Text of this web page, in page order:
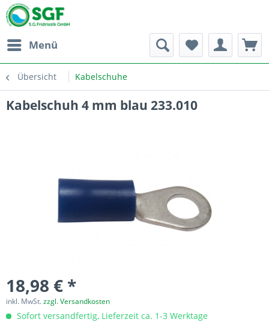
Menü
Übersicht Kabelschuhe
Kabelschuh 4 mm blau 233.010
18,98 € *
inkl. MwSt.zzgl. Versandkosten
Sofort versandfertig, Lieferzeit ca. 1-3 Werktage